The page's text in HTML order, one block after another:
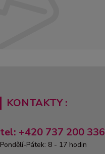
KONTAKTY :
tel: +420 737 200 336
Pondělí-Pátek: 8 - 17 hodin